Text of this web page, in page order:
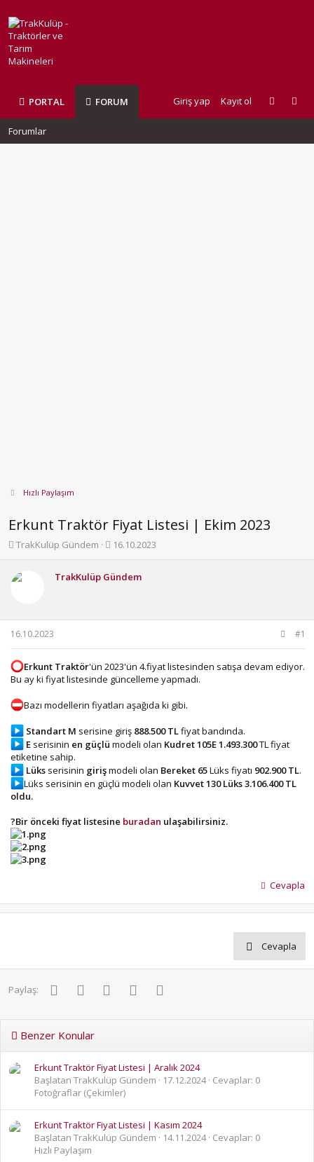
PORTAL FORUM Giriş yap Kayıt ol
Forumlar
Hızlı Paylaşım
Erkunt Traktör Fiyat Listesi | Ekim 2023
K
b
u
b
ş
l
a
t
a
TrakKulüp Gündem
B
l
g
a
r
h
16.10.2023
TrakKulüp Gündem
16.10.2023 #1
Erkunt Traktör'ün 2023'ün 4.fiyat listesinden satışa devam ediyor.
Bu ay ki fiyat listesinde güncelleme yapmadı.
Bazı modellerin fiyatları aşağıda ki gibi.
Standart M serisine giriş 888.500 TLfiyat bandında.
E serisinin en güçlü modeli olan Kudret105E1.493.300TL fiyat
etiketine sahip.
Lüks serisinin girişmodeli olan Bereket 65Lüks fiyatı 902.900 TL.
Lüks serisinin en güçlü modeli olan Kuvvet 130 Lüks 3.106.400 TL
oldu.
?Bir önceki fiyat listesine buradan ulaşabilirsiniz.
Cevapla
Cevapla
Paylaş: FacebookTwitter PinterestWhatsApp
Benzer Konular
Erkunt Traktör Fiyat Listesi | Aralık 2024
Başlatan TrakKulüp Gündem
17.12.2024 Cevaplar: 0
Fotoğraflar (Çekimler)
Erkunt Traktör Fiyat Listesi | Kasım 2024
Başlatan TrakKulüp Gündem
14.11.2024 Cevaplar: 0
Hızlı Paylaşım